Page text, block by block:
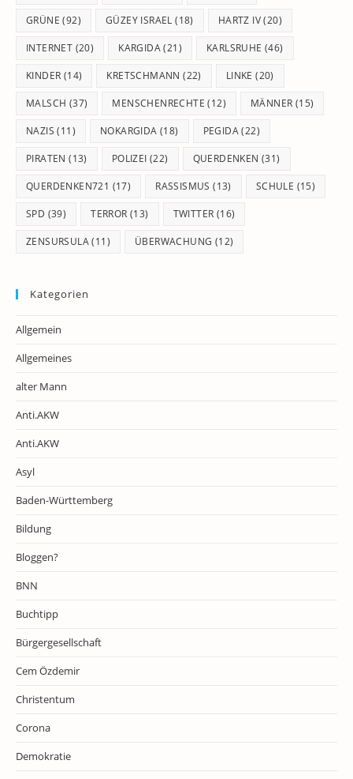
GRÜNE (92) GÜZEY ISRAEL (18) HARTZ IV(20)
INTERNET (20) KARGIDA(21) KARLSRUHE (46)
KINDER (14) KRETSCHMANN (22) LINKE (20)
MALSCH (37) MENSCHENRECHTE (12) MÄNNER (15)
NAZIS (11) NOKARGIDA (18) PEGIDA(22)
PIRATEN (13) POLIZEI (22) QUERDENKEN (31)
QUERDENKEN721 (17) RASSISMUS (13) SCHULE (15)
SPD (39) TERROR (13) TWITTER (16)
ZENSURSULA(11) ÜBERWACHUNG (12)
Kategorien
Allgemein
Allgemeines
alter Mann
Anti.AKW
Anti.AKW
Asyl
Baden-Württemberg
Bildung
Bloggen?
BNN
Buchtipp
Bürgergesellschaft
Cem Özdemir
Christentum
Corona
Demokratie